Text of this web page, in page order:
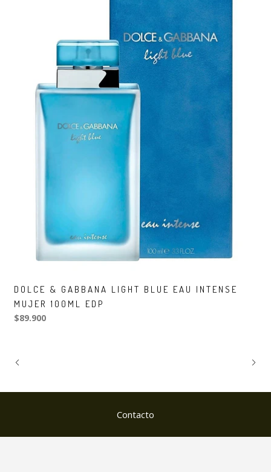
DOLCE & GABBANA LIGHT BLUE EAU INTENSE
MUJER 100ML EDP
$89.900
Contacto